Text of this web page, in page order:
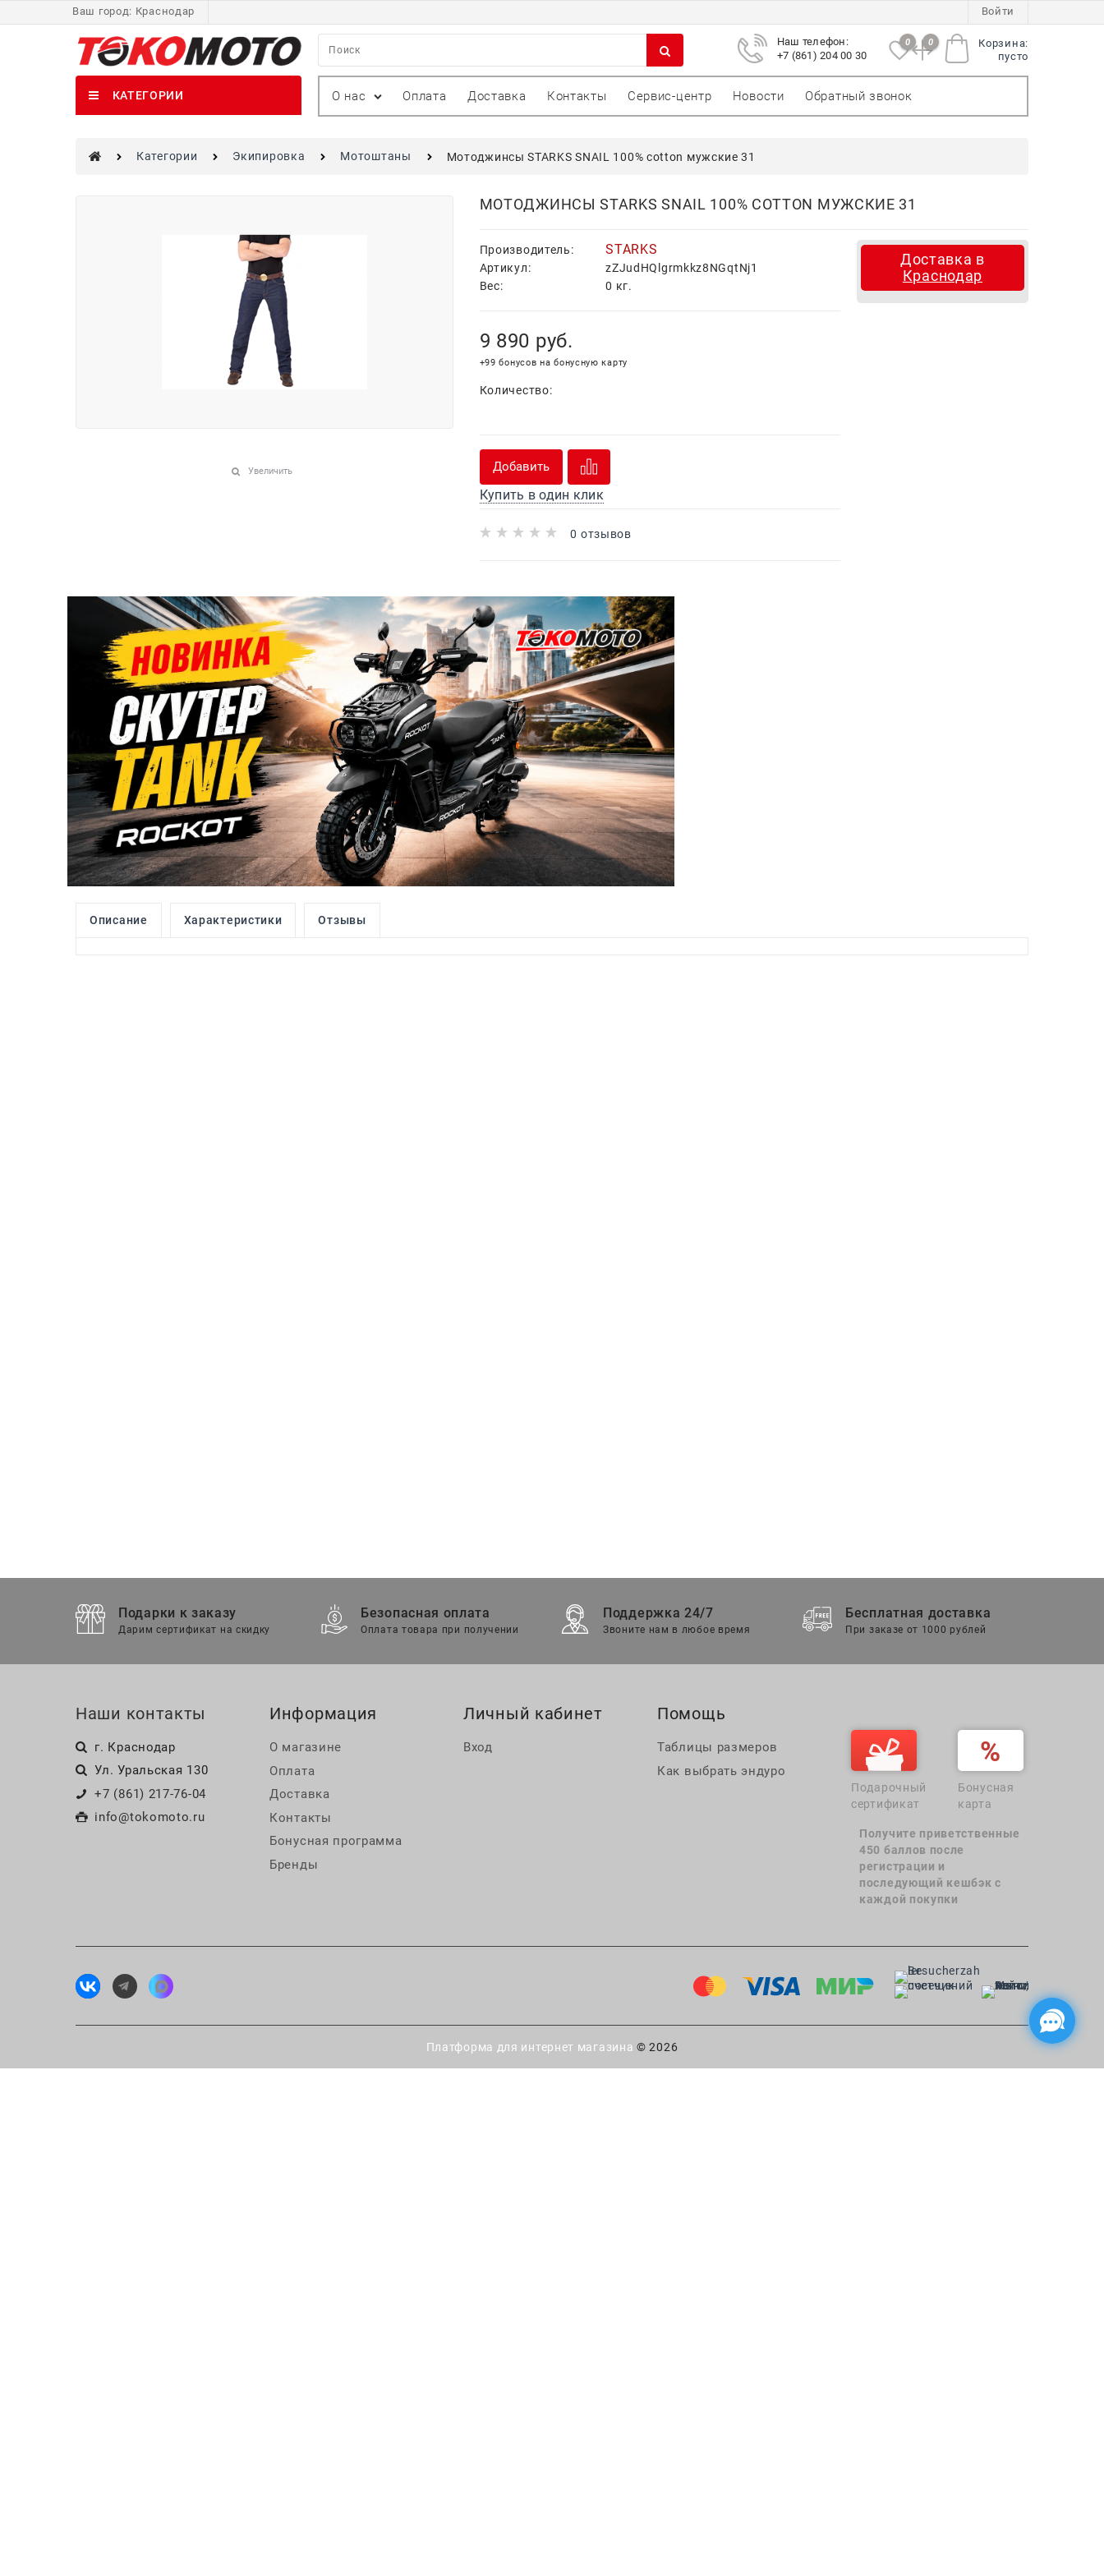
Ваш город: Краснодар Войти
Корзина:
пусто
0 0
Наш телефон:
+7 (861) 204 00 30
КАТЕГОРИИ О нас Оплата Доставка Контакты Сервис-центр Новости Обратный звонок
Категории Экипировка Мотоштаны Мотоджинсы STARKS SNAIL 100% cotton мужские 31
Увеличить
МОТОДЖИНСЫ STARKS SNAIL 100% COTTON МУЖСКИЕ 31
Производитель: STARKS
Артикул:
zZJudHQlgrmkkz8NGqtNj1
Вес:
0 кг.
9 890 руб.
+99 бонусов на бонусную карту
Количество:
Добавить
Купить в один клик
0 отзывов
Доставка в
Краснодар
Описание Характеристики Отзывы
Подарки к заказу
Дарим сертификат на скидку
Безопасная оплата
Оплата товара при получении
Поддержка 24/7
Звоните нам в любое время
Бесплатная доставка
При заказе от 1000 рублей
Наши контакты
г. Краснодар
Ул. Уральская 130
+7 (861) 217-76-04
info@tokomoto.ru
Информация
О магазине
Оплата
Доставка
Контакты
Бонусная программа
Бренды
Личный кабинет
Вход
Помощь
Таблицы размеров
Как выбрать эндуро
Подарочный
сертификат
Бонусная
карта
Получите приветственные
450 баллов после
регистрации и
последующий кешбэк с
каждой покупки
Платформа для интернет магазина © 2026